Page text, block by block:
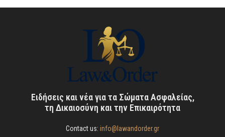
Ειδήσεις και νέα για τα Σώματα Ασφαλείας,
τη Δικαιοσύνη και την Επικαιρότητα
Contact us: info@lawandorder.gr